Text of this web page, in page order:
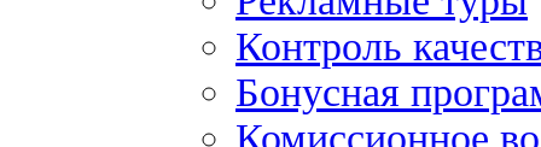
Контроль
Бонусная
Комиссионное